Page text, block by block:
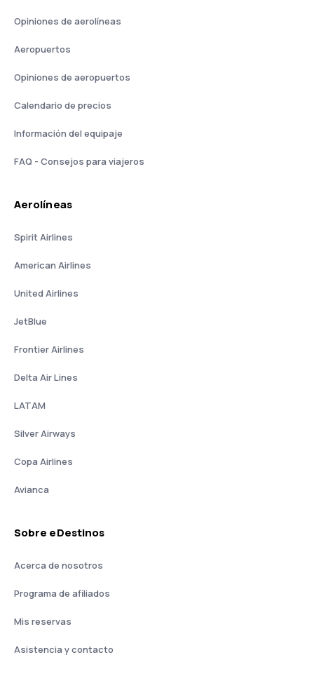
Opiniones de aerolíneas
Aeropuertos
Opiniones de aeropuertos
Calendario de precios
Información del equipaje
FAQ - Consejos para viajeros
Aerolíneas
Spirit Airlines
American Airlines
United Airlines
JetBlue
Frontier Airlines
Delta Air Lines
LATAM
Silver Airways
Copa Airlines
Avianca
Sobre eDestinos
Acerca de nosotros
Programa de afiliados
Mis reservas
Asistencia y contacto